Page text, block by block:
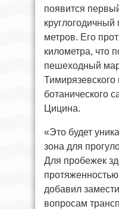
появится
метров. Его
километра, что
пешеходный
Тимирязевского
ботанического
Цицина.
«Это будет
зона для
Для пробежек
добавил
вопросам